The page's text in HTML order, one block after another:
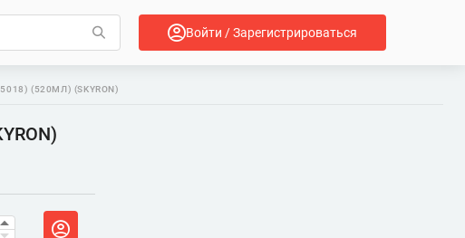
Войти / Зарегистрироваться
(520МЛ) (SKYRON)